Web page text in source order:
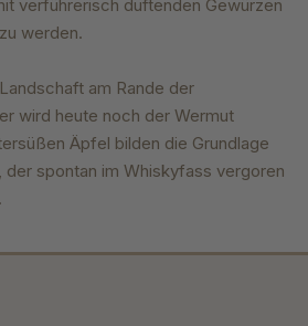
verführerisch duftenden Gewürzen
werden.
am Rande der
wird heute noch der Wermut
Äpfel bilden die Grundlage
spontan im Whiskyfass vergoren
ist.